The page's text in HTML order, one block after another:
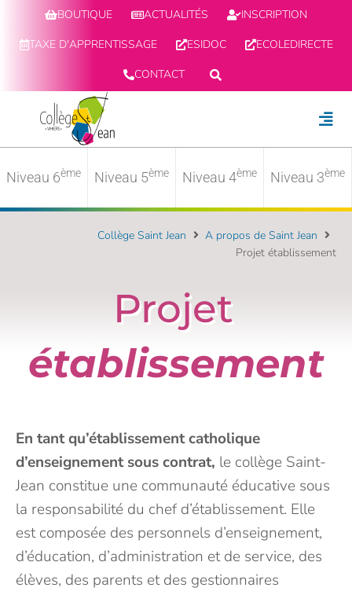
BOUTIQUE ACTUALITÉS
INSCRIPTION
TAXE D'APPRENTISSAGE
ESIDOC
ECOLEDIRECTE
CONTACT
Niveau 6ème Niveau 5ème Niveau 4ème Niveau 3ème
Collège Saint Jean
A propos de Saint Jean
Projet établissement
Projet
établissement
En tant qu’établissement catholique
d’enseignement sous contrat, le collège Saint-
Jean constitue une communauté éducative sous
la responsabilité du chef d’établissement. Elle
est composée des personnels d’enseignement,
d’éducation, d’administration et de service, des
élèves, des parents et des gestionnaires